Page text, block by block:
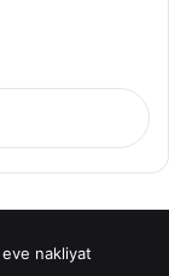
nakliyat